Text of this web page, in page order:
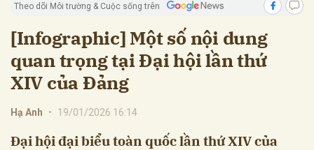
Theo dõi Môi trường & Cuộc sống trên
[Infographic] Một số nội dung
quan trọng tại Đại hội lần thứ
XIV của Đảng
Hạ Anh • 19/01/2026 16:14
Đại hội đại biểu toàn quốc lần thứ XIV của
Hủy